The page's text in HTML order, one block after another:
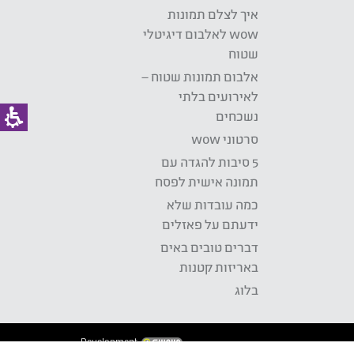
איך לצלם תמונות
wow לאלבום דיגיטלי
שטוח
אלבום תמונות שטוח –
לאירועים בלתי
נשכחים
סרטוני wow
5 סיבות להגדה עם
תמונה אישית לפסח
כמה עובדות שלא
ידעתם על פאזלים
דברים טובים באים
באריזות קטנות
בלוג
Development: